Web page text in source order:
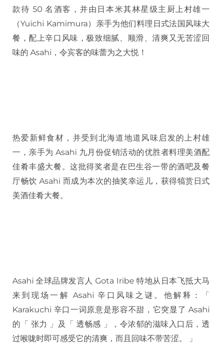
款待 50 名酒客，并由日本米其林星级主厨上村雄一
（Yuichi Kamimura）亲手为他们料理日式法国风味大
餐，配上辛口风味，极致细腻、顺滑、清爽又无苦涩回
味的 Asahi，令宾客的味蕾为之大悦！
热爱新鲜食材，并受到北海道地道风味启发的上村雄
一，亲手为 Asahi 九月份促销活动的优胜者料理美酒配
佳肴丰盛大餐。这批得奖者是在巴生谷一带的酒吧及餐
厅畅饮 Asahi 而成为本次的抽奖幸运儿，获得犒赏日式
美酒佳肴大餐。
Asahi 全球品牌发言人 Gota Iribe 特地从日本飞抵大马
来到现场一解 Asahi 辛口风味之谜。他解释：「
Karakuchi 辛口一词原意是形容不甜，它突显了 Asahi
的「 张力 」及「 透畅感 」，令浓郁的滋味入口后，透
过喉咙时即可感受它的清爽，而且回味不带苦涩。 」